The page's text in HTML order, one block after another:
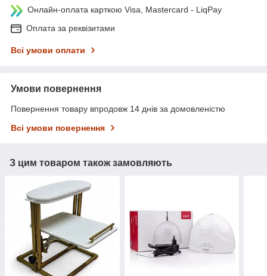
Онлайн-оплата карткою Visa, Mastercard - LiqPay
Оплата за реквізитами
Всі умови оплати
Умови повернення
Повернення товару впродовж 14 днів за домовленістю
Всі умови повернення
З цим товаром також замовляють